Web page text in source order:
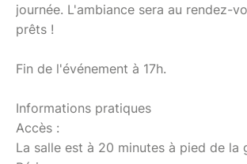
journée. L'ambiance sera au rendez-
prêts !
Fin de l'événement à 17h.
Informations pratiques
Accès :
La salle est à 20 minutes à pied de la